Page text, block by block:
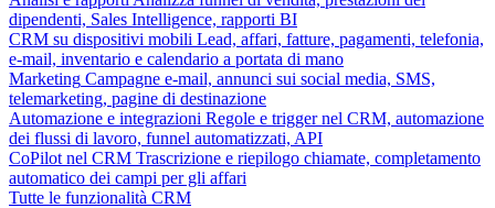
dipendenti, Sales Intelligence, rapporti BI
CRM su dispositivi mobili Lead, affari, fatture, pagamenti, telefonia,
e-mail, inventario e calendario a portata di mano
Marketing Campagne e-mail, annunci sui social media, SMS,
telemarketing, pagine di destinazione
Automazione e integrazioni Regole e trigger nel CRM, automazione
dei flussi di lavoro, funnel automatizzati, API
CoPilot nel CRM Trascrizione e riepilogo chiamate, completamento
automatico dei campi per gli affari
Tutte le funzionalità CRM